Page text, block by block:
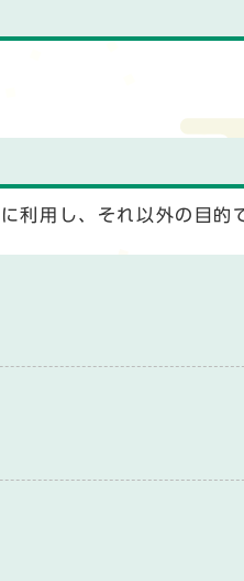
利用し、それ以外の目的